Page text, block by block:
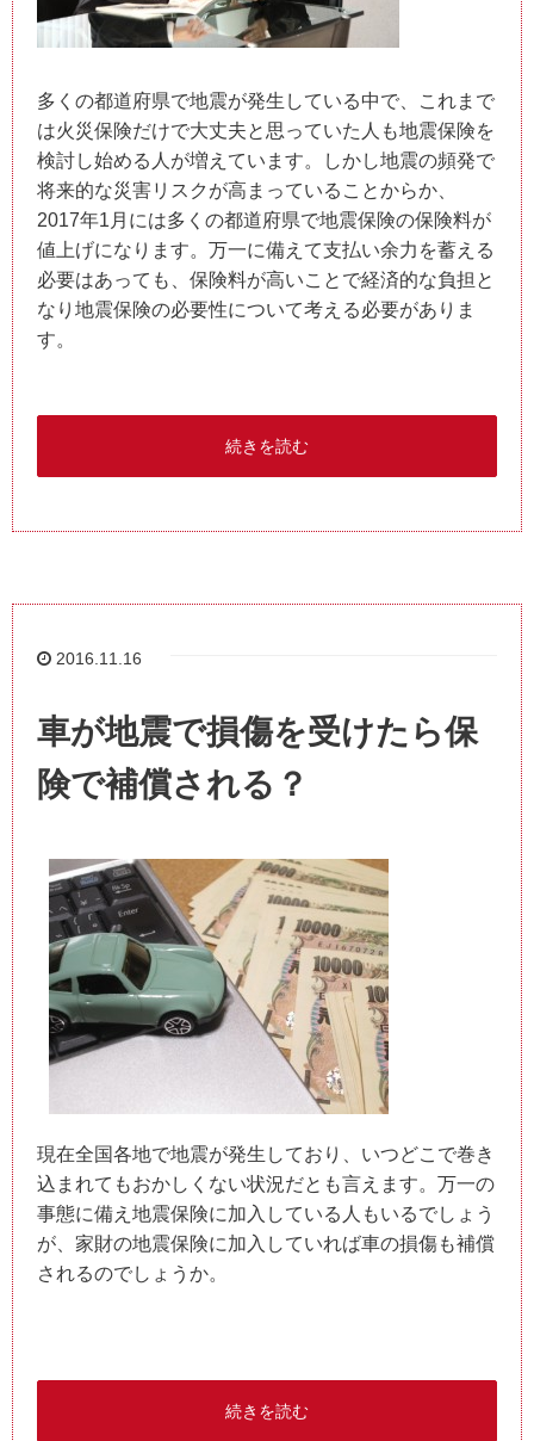
多くの都道府県で地震が発生している中で、これまで
は火災保険だけで大丈夫と思っていた人も地震保険を
検討し始める人が増えています。しかし地震の頻発で
将来的な災害リスクが高まっていることからか、
2017年1月には多くの都道府県で地震保険の保険料が
値上げになります。万一に備えて支払い余力を蓄える
必要はあっても、保険料が高いことで経済的な負担と
なり地震保険の必要性について考える必要がありま
す。
続きを読む
2016.11.16
車が地震で損傷を受けたら保
険で補償される？
現在全国各地で地震が発生しており、いつどこで巻き
込まれてもおかしくない状況だとも言えます。万一の
事態に備え地震保険に加入している人もいるでしょう
が、家財の地震保険に加入していれば車の損傷も補償
されるのでしょうか。
続きを読む